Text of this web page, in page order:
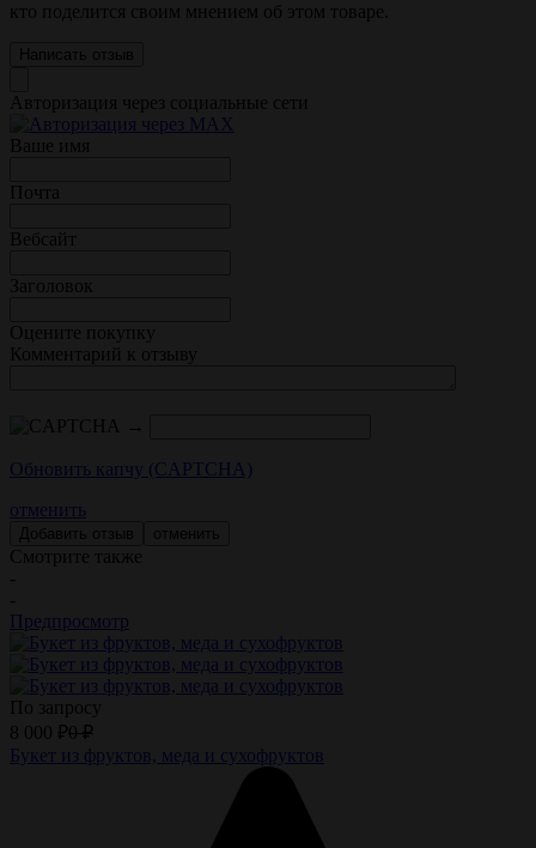
кто поделится своим мнением об этом товаре.
Написать отзыв
Авторизация через социальные сети
Ваше имя
Почта
Вебсайт
Заголовок
Оцените покупку
Комментарий к отзыву
→
Обновить капчу (CAPTCHA)
отменить
отменить
Смотрите также
-
-
Предпросмотр
По запросу
8 000 ₽0 ₽
Букет из фруктов, меда и сухофруктов